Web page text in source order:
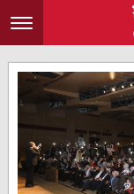
Toggle
navigation